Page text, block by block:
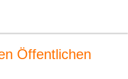
Öffentlichen